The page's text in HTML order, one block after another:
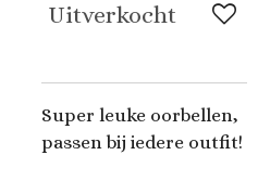
Uitverkocht
Super leuke oorbellen,
passen bij iedere outfit!